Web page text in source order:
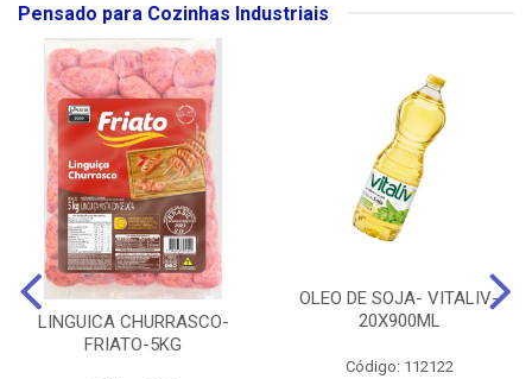
Pensado para Cozinhas Industriais
LINGUICA CHURRASCO-
FRIATO-5KG
OLEO DE SOJA- VITALIV-
20X900ML
Código: 112122